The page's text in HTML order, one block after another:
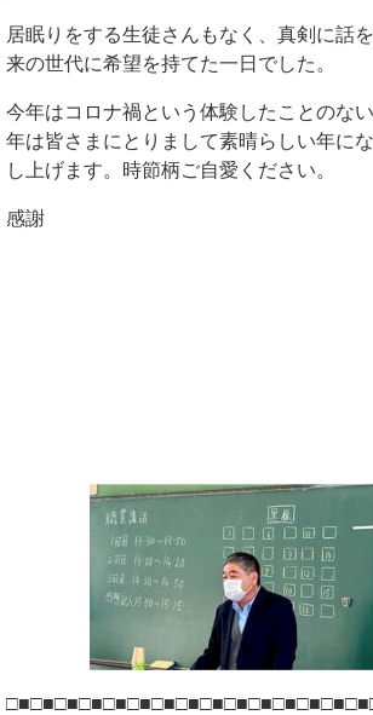
居眠りをする生徒さんもなく、真剣に話
来の世代に希望を持てた一日でした。
今年はコロナ禍という体験したことのな
年は皆さまにとりまして素晴らしい年に
し上げます。時節柄ご自愛ください。
感謝
東
代